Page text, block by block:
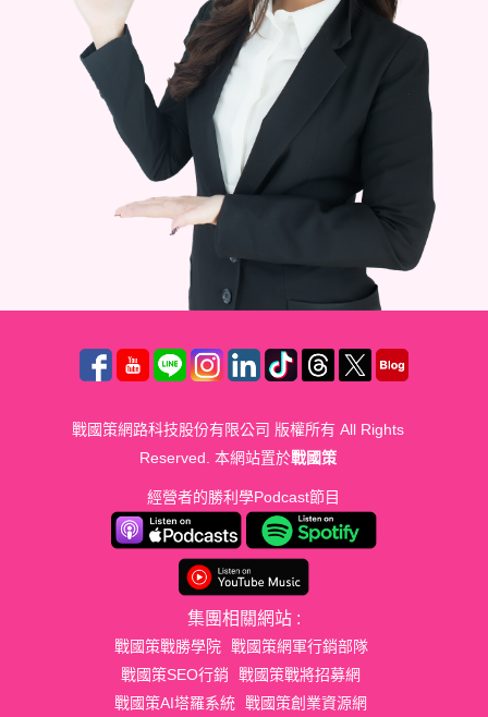
戰國策網路科技股份有限公司 版權所有 All Rights
Reserved. 本網站置於戰國策
經營者的勝利學Podcast節目
集團相關網站 :
戰國策戰勝學院
戰國策網軍行銷部隊
戰國策SEO行銷
戰國策戰將招募網
戰國策AI塔羅系統
戰國策創業資源網